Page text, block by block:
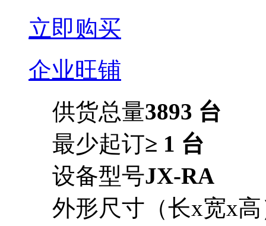
立即购买
企业旺铺
供货总量3893 台
最少起订≥ 1 台
设备型号JX-RA
外形尺寸（长x宽x